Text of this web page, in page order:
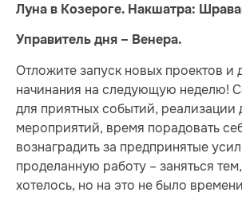
Луна в Козероге. Накшатра:
Управитель дня – Венера.
Отложите запуск новых проектов и
начинания на следующую неделю!
для приятных событий, реализации
мероприятий, время порадовать
вознаградить за предпринятые
проделанную работу – заняться
хотелось, но на это не было